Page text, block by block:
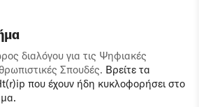
διαλόγου για τις Ψηφιακές
Σπουδές. Βρείτε τα
που έχουν ήδη κυκλοφορήσει στο